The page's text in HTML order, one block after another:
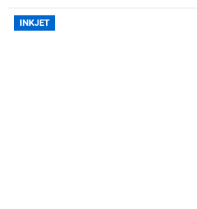
INKJET